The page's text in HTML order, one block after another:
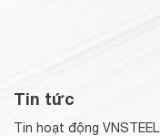
Tin tức
Tin hoạt động VNSTEEL